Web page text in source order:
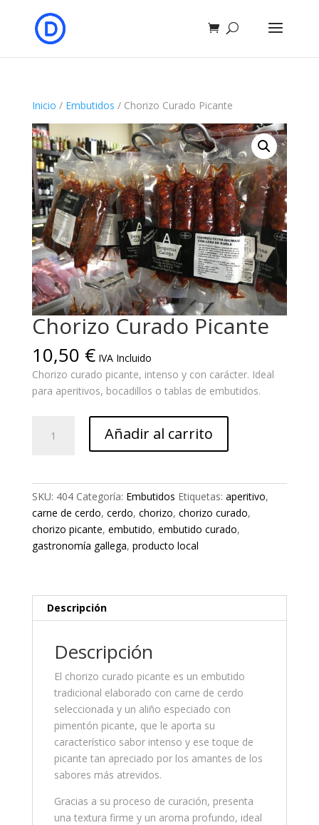
Inicio / Embutidos / Chorizo Curado Picante
Chorizo Curado Picante
10,50 € IVA Incluido
Chorizo curado picante, intenso y con carácter. Ideal
para aperitivos, bocadillos o tablas de embutidos.
Curado
Añadir al carrito
SKU: 404 Categoría: Embutidos Etiquetas: aperitivo,
carne de cerdo, cerdo, chorizo, chorizo curado,
chorizo picante, embutido, embutido curado,
gastronomía gallega, producto local
Descripción
Descripción
El chorizo curado picante es un embutido
tradicional elaborado con carne de cerdo
seleccionada y un aliño especiado con
pimentón picante, que le aporta su
característico sabor intenso y ese toque de
picante tan apreciado por los amantes de los
sabores más atrevidos.
Gracias a su proceso de curación, presenta
una textura firme y un aroma profundo, ideal